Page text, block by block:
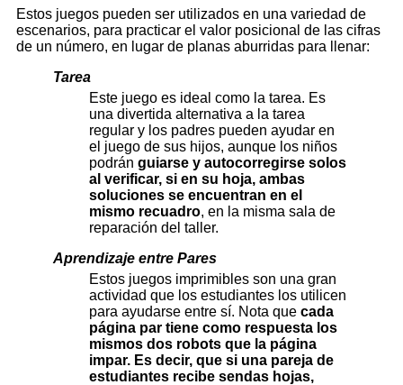
Estos juegos pueden ser utilizados en una variedad de
escenarios, para practicar el valor posicional de las cifras
de un número, en lugar de planas aburridas para llenar:
Tarea
Este juego es ideal como la tarea. Es
una divertida alternativa a la tarea
regular y los padres pueden ayudar en
el juego de sus hijos, aunque los niños
podránguiarse y autocorregirse solos
al verificar, si en su hoja, ambas
soluciones se encuentran en el
mismo recuadro, en la misma sala de
reparación del taller.
Aprendizaje entre Pares
Estos juegos imprimibles son una gran
actividad que los estudiantes los utilicen
para ayudarse entre sí. Nota quecada
página par tiene como respuesta los
mismos dos robots que la página
impar. Es decir, que si una pareja de
estudiantes recibe sendas hojas,